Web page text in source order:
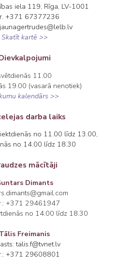
iela 119, Rīga, LV-1001
+371 67377236
Skatīt kartē >>
11.00
19.00 (vasarā nenotiek)
kalendārs >>
darba laiks
no 11.00 līdz 13.00,
no 14.00 līdz 18.30
mācītāji
Dimants
+371 29461947
no 14.00 līdz 18.30
Tālis Freimanis
talis.f@tvnet.lv
+371 29608801